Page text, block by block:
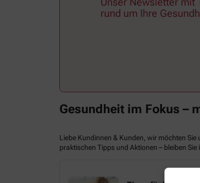
rund um Ihre
Gesundheit im Fokus –
Liebe Kundinnen & Kunden, wir möchten
praktischen Tipps und Aktionen – bleiben